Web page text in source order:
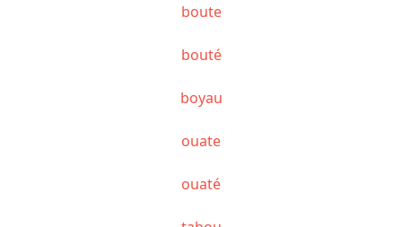
boute
bouté
boyau
ouate
ouaté